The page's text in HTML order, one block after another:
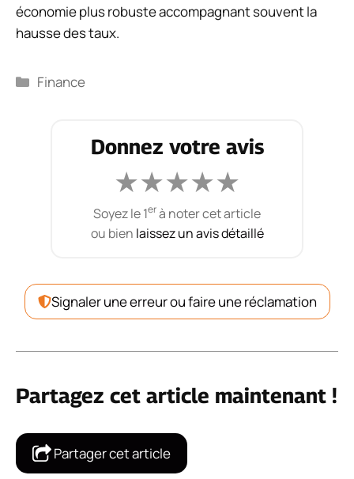
économie plus robuste accompagnant souvent la
hausse des taux.
Catégories
Finance
Donnez votre avis
★★★★★
Soyez le 1erà noter cet article
ou bien laissez un avis détaillé
Signaler une erreur ou faire une réclamation
Partagez cet article maintenant !
Partager cet article